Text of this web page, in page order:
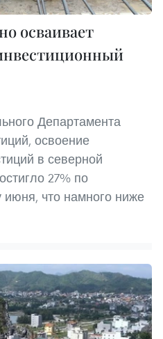
осваивает
Департамента
освоение
в северной
27% по
что намного ниже